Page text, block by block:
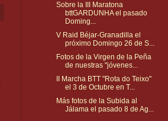
Sobre la III Maratona
bttGARDUNHA el pasado
Doming...
V Raid Béjar-Granadilla el
próximo Domingo 26 de S...
Fotos de la Virgen de la Peña
de nuestras "jóvenes...
II Marcha BTT "Rota do Teixo"
el 3 de Octubre en T...
Más fotos de la Subida al
Jálama el pasado 8 de Ag...